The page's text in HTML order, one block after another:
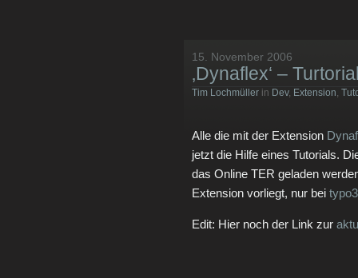
15. November 2006
‚Dynaflex‘ –
Tim Lochmüller in Dev, Extension,
Alle die mit der Extension
jetzt die Hilfe eines Tutorials.
das Online TER geladen
Extension vorliegt, nur bei
Edit: Hier noch der Link zur